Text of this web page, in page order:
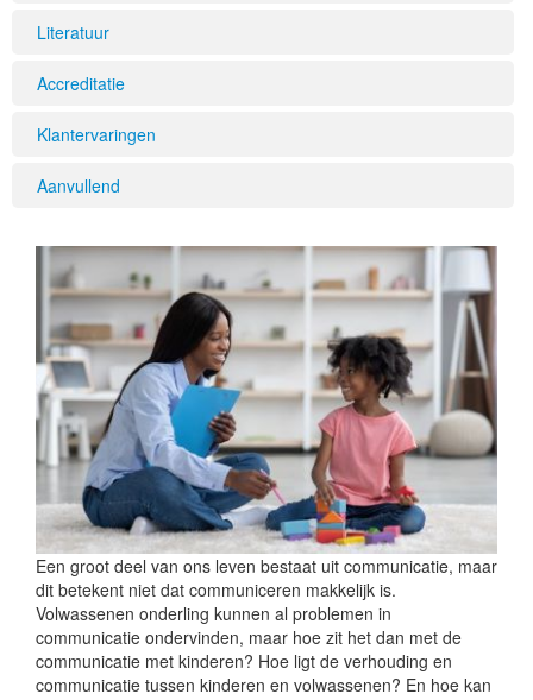
Literatuur
Accreditatie
Klantervaringen
Aanvullend
Een groot deel van ons leven bestaat uit communicatie, maar
dit betekent niet dat communiceren makkelijk is.
Volwassenen onderling kunnen al problemen in
communicatie ondervinden, maar hoe zit het dan met de
communicatie met kinderen? Hoe ligt de verhouding en
communicatie tussen kinderen en volwassenen? En hoe kan